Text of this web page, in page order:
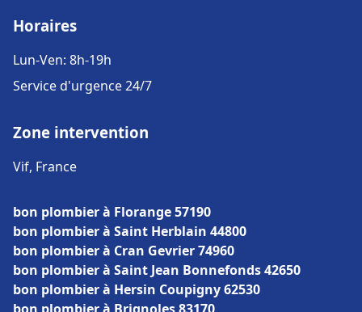
Horaires
Lun-Ven: 8h-19h
Service d'urgence 24/7
Zone intervention
Vif, France
bon plombier à Florange 57190
bon plombier à Saint Herblain 44800
bon plombier à Cran Gevrier 74960
bon plombier à Saint Jean Bonnefonds 42650
bon plombier à Hersin Coupigny 62530